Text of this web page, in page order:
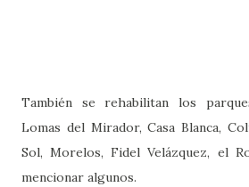
También se rehabilitan los
Lomas del Mirador, Casa Blanca,
Sol, Morelos, Fidel Velázquez, el
mencionar algunos.